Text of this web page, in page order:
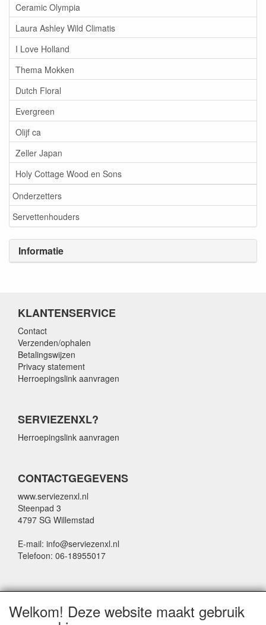
Ceramic Olympia
Laura Ashley Wild Climatis
I Love Holland
Thema Mokken
Dutch Floral
Evergreen
Olijf ca
Zeller Japan
Holy Cottage Wood en Sons
Onderzetters
Servettenhouders
Informatie
KLANTENSERVICE
Contact
Verzenden/ophalen
Betalingswijzen
Privacy statement
Herroepingslink aanvragen
SERVIEZENXL?
Herroepingslink aanvragen
CONTACTGEGEVENS
www.serviezenxl.nl
Steenpad 3
4797 SG Willemstad
E-mail: info@serviezenxl.nl
Telefoon: 06-18955017
Voornaam
Welkom! Deze website maakt gebruik